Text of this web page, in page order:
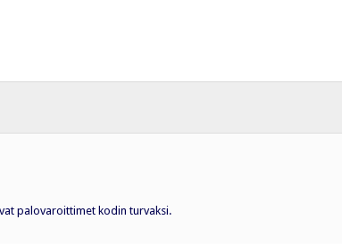
palovaroittimet kodin turvaksi.